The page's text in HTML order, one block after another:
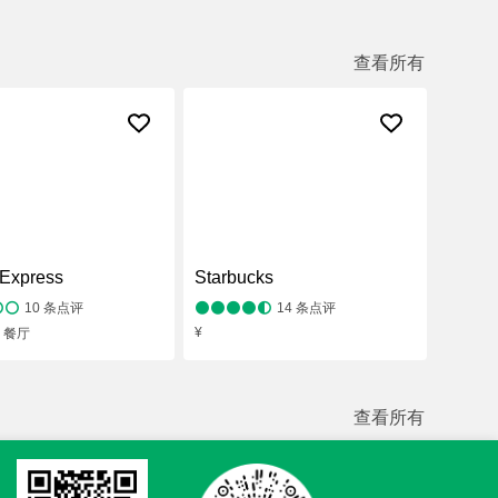
查看所有
10 条点评
餐厅
Starbucks
14 条点评
¥
查看所有